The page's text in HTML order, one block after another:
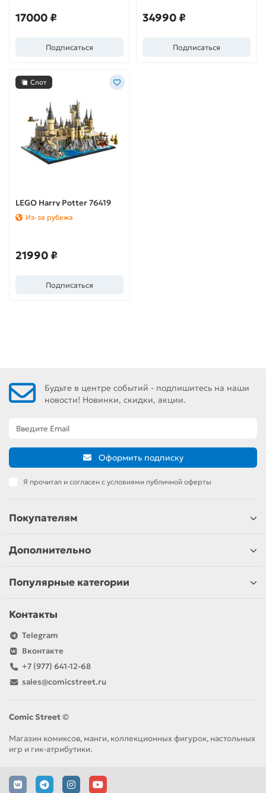
17000 ₽
Подписаться
34990 ₽
Подписаться
Слот
LEGO Harry Potter 76419
Hogwarts™ Castle and
Grounds (Замок и
Из-за рубежа
21990 ₽
Подписаться
Будьте в центре событий - подпишитесь на наши
новости! Новинки, скидки, акции.
Оформить подписку
Я прочитал и согласен с условиями публичной оферты
Покупателям
Дополнительно
Популярные категории
Контакты
Telegram
Вконтакте
+7 (977) 641-12-68
sales@comicstreet.ru
Comic Street ©
Магазин комиксов, манги, коллекционных фигурок, настольных
игр и гик-атрибутики.